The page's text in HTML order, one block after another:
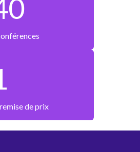
de prix